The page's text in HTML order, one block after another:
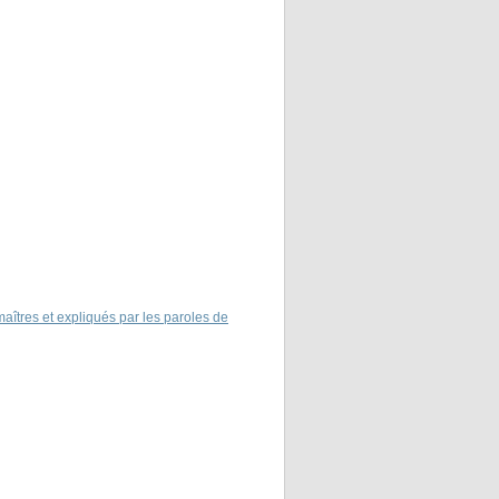
et expliqués par les paroles de